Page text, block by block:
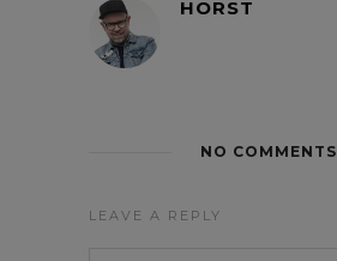
HORST
NO COMMENTS
LEAVE A REPLY